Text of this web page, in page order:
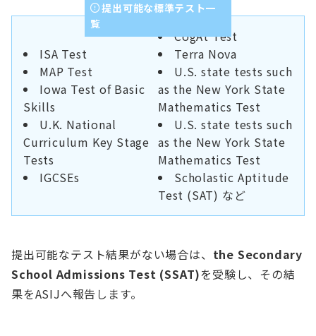
提出可能な標準テスト一
覧
ISA Test
MAP Test
Iowa Test of Basic
Skills
U.K. National
Curriculum Key Stage
Tests
IGCSEs
CogAt Test
Terra Nova
U.S. state tests such
as the New York State
Mathematics Test
U.S. state tests such
as the New York State
Mathematics Test
Scholastic Aptitude
Test (SAT) など
提出可能なテスト結果がない場合は、 the Secondary
School Admissions Test (SSAT)を受験し、その結
果をASIJへ報告します。